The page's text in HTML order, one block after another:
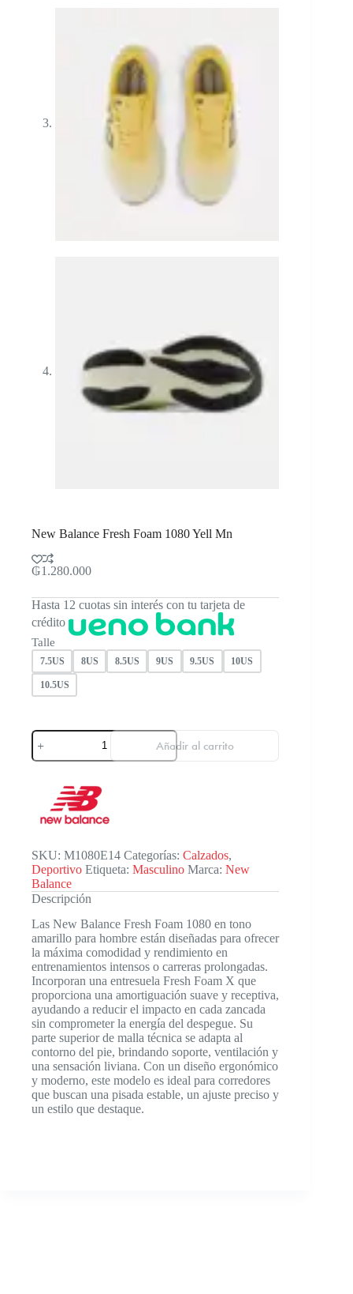
New Balance Fresh Foam 1080 Yell Mn
₲1.280.000
Hasta 12 cuotas sin interés con tu tarjeta de
crédito
Talle
7.5US 8US 8.5US 9US 9.5US 10US
10.5US
New
Balance
Fresh
Mn
Añadir al carrito
SKU: M1080E14 Categorías: Calzados,
Deportivo Etiqueta: Masculino Marca: New
Balance
Descripción
Las New Balance Fresh Foam 1080 en tono
amarillo para hombre están diseñadas para ofrecer
la máxima comodidad y rendimiento en
entrenamientos intensos o carreras prolongadas.
Incorporan una entresuela Fresh Foam X que
proporciona una amortiguación suave y receptiva,
ayudando a reducir el impacto en cada zancada
sin comprometer la energía del despegue. Su
parte superior de malla técnica se adapta al
contorno del pie, brindando soporte, ventilación y
una sensación liviana. Con un diseño ergonómico
y moderno, este modelo es ideal para corredores
que buscan una pisada estable, un ajuste preciso y
un estilo que destaque.